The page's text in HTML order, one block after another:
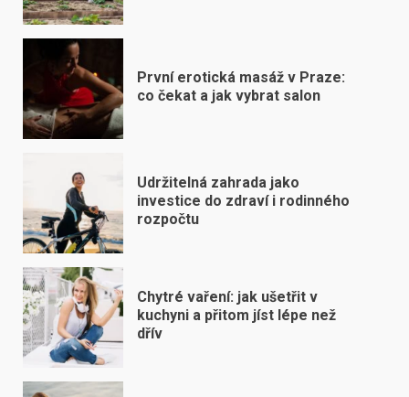
První erotická masáž v Praze:
co čekat a jak vybrat salon
Udržitelná zahrada jako
investice do zdraví i rodinného
rozpočtu
Chytré vaření: jak ušetřit v
kuchyni a přitom jíst lépe než
dřív